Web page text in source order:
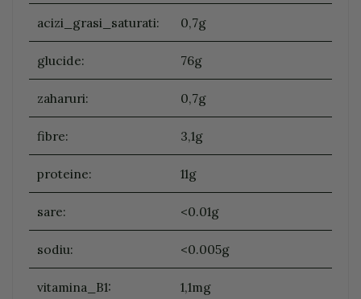
acizi_grasi_saturati: 0,7g
glucide: 76g
zaharuri: 0,7g
fibre: 3,1g
proteine: 11g
sare: <0.01g
sodiu: <0.005g
vitamina_B1: 1,1mg